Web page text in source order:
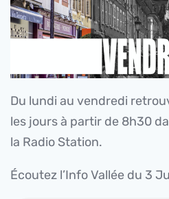
Du lundi au vendredi
les jours à partir de 8h30
la Radio Station.
Écoutez l’Info Vallée du 3